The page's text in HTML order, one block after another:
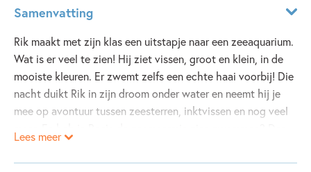
Samenvatting
Rik maakt met zijn klas een uitstapje naar een zeeaquarium.
Wat is er veel te zien! Hij ziet vissen, groot en klein, in de
mooiste kleuren. Er zwemt zelfs een echte haai voorbij! Die
nacht duikt Rik in zijn droom onder water en neemt hij je
mee op avontuur tussen zeesterren, inktvissen en nog veel
is Rik weer wakker. En bijna jarig! Kom je mee vieren op zijn
onderwaterfeestje? Blub, blub! Tekst en illustraties:
Lees meer